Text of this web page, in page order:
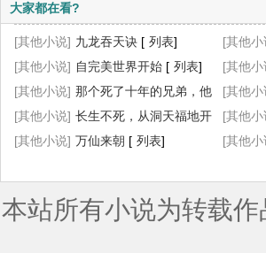
大家都在看?
[其他小说] 九龙吞天诀 [ 列表] [其他小
胎生四
[其他小说] 自完美世界开始 [ 列表] [其他小
杀疯了[
[其他小说] 那个死了十年的兄弟，他
回来了[ 列表]
[其他小
妇了[
[其他小说] 长生不死，从洞天福地开
始[ 列表]
[其他小
[其他小说] 万仙来朝 [ 列表] [其他小
本站所有小说为转载